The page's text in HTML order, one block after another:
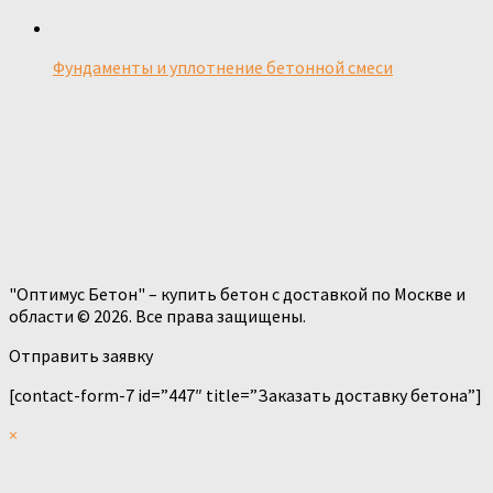
Фундаменты и уплотнение бетонной смеси
"Оптимус Бетон" – купить бетон с доставкой по Москве и
области © 2026. Все права защищены.
Отправить заявку
[contact-form-7 id=”447″ title=”Заказать доставку бетона”]
×